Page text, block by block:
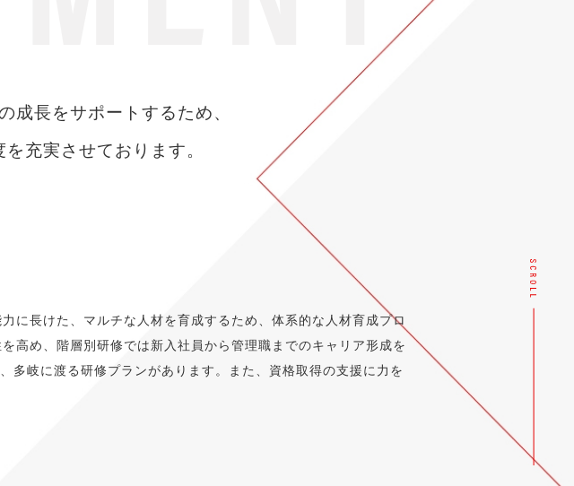
成長をサポートするため、
充実させております。
に長けた、マルチな人材を育成するため、体系的な人材育成プロ
高め、階層別研修では新入社員から管理職までのキャリア形成を
多岐に渡る研修プランがあります。また、資格取得の支援に力を